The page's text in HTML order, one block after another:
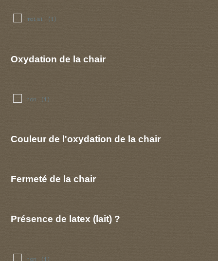
moisi (1)
Oxydation de la chair
non (1)
Couleur de l'oxydation de la chair
Fermeté de la chair
Présence de latex (lait) ?
non (1)